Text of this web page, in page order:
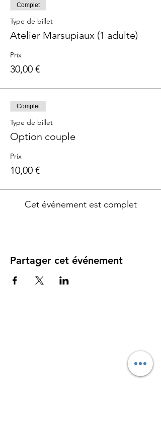
Complet
Type de billet
Atelier Marsupiaux (1 adulte)
Prix
30,00 €
Complet
Type de billet
Option couple
Prix
10,00 €
Cet événement est complet
Partager cet événement